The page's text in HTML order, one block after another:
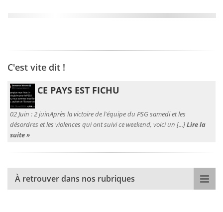
C'est vite dit !
CE PAYS EST FICHU
02 Juin :2 juinAprès la victoire de l'équipe du PSG samedi et les
désordres et les violences qui ont suivi ce weekend, voici un [...]Lire la
suite »
À retrouver dans nos rubriques